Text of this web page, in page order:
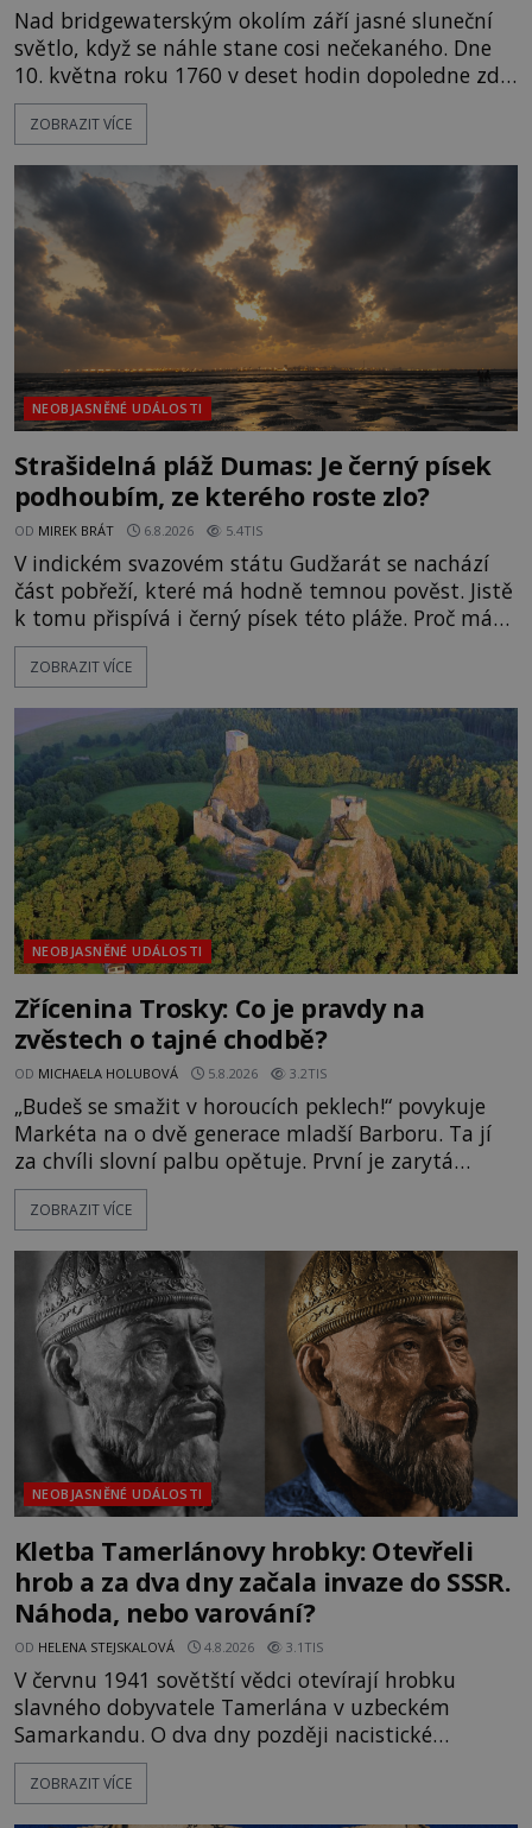
Nad bridgewaterským okolím září jasné sluneční
světlo, když se náhle stane cosi nečekaného. Dne
10. května roku 1760 v deset hodin dopoledne zde
dojde k vůbec prvnímu historicky doloženému
přeletu UFO. Podle záznamů vyzařuje takové
jen o nějaký optický klam, nebo se zde skutečně
právě vznáší mimozemská loď
ZOBRAZIT VÍCE
NEOBJASNĚNÉ UDÁLOSTI
Strašidelná pláž Dumas: Je černý písek
podhoubím, ze kterého roste zlo?
OD MIREK BRÁT 6.8.2026 5.4TIS
V indickém svazovém státu Gudžarát se nachází
část pobřeží, které má hodně temnou pověst. Jistě
k tomu přispívá i černý písek této pláže. Proč má
pláž takové netypické zbarvení? Nakolik jsou
pravdivé historky, že zde došlo k nevysvětlitelným
následovat. Vstupujeme na pláž Dumas ve městě
Surat. Gu
ZOBRAZIT VÍCE
NEOBJASNĚNÉ UDÁLOSTI
Zřícenina Trosky: Co je pravdy na
zvěstech o tajné chodbě?
OD MICHAELA HOLUBOVÁ 5.8.2026 3.2TIS
„Budeš se smažit v horoucích peklech!“ povykuje
Markéta na o dvě generace mladší Barboru. Ta jí
za chvíli slovní palbu opětuje. První je zarytá
katolička, druhá přesvědčená kališnice. A každá z
nich se usídlí na jedné z věží slavného hradu
mezi vůdce protihusitského boje. Za manželku má
skutečně jistou
ZOBRAZIT VÍCE
NEOBJASNĚNÉ UDÁLOSTI
Kletba Tamerlánovy hrobky: Otevřeli
hrob a za dva dny začala invaze do SSSR.
Náhoda, nebo varování?
OD HELENA STEJSKALOVÁ 4.8.2026 3.1TIS
V červnu 1941 sovětští vědci otevírají hrobku
slavného dobyvatele Tamerlána v uzbeckém
Samarkandu. O dva dny později nacistické
Německo zahajuje operaci Barbarossa a napadá
Sovětský svaz. Shoda dat je natolik zarážející, že se
ZOBRAZIT VÍCE